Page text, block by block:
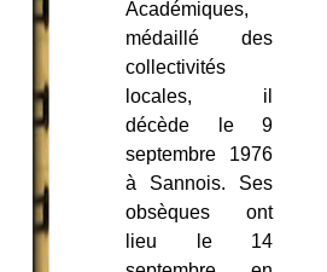
Académiques,
médaillé des
collectivités
locales, il
décède le 9
septembre 1976
à Sannois. Ses
obsèques ont
lieu le 14